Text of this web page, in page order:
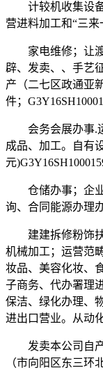
计较机收集设备
营进料加工和“三来
家电维修；让渡
辟、发卖、、手艺
产（二七区政通亚
件；
会务会展办事.运
成品、加工。自有
元
仓储办事；企业
询、合同能源办理
建建拆修粉饰扶
机械加工；运营范
妆品、美容化妆、
子商务、代办署理
保洁、绿化办理、
进出口营业。从动
发卖本公司自产
（市向阳区东三环